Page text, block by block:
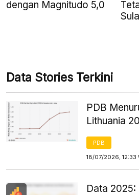
dengan Magnitudo 5,0
Data Stories Terkini
PDB
Lithuania
PDB
18/07/2026, 12:33
Data 2025: